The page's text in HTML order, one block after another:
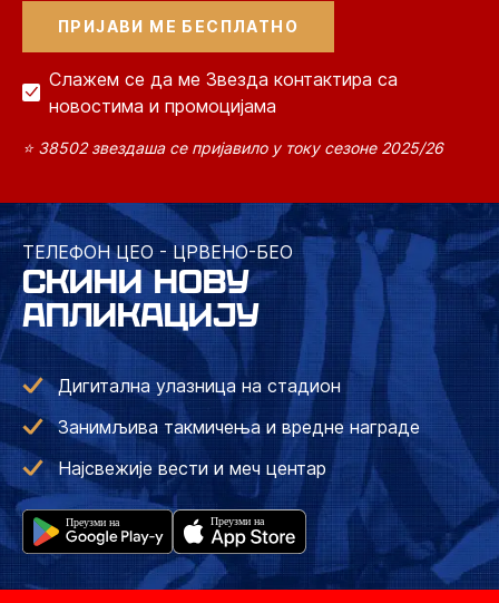
Слажем се да ме Звезда контактира са
новостима и промоцијама
⭐ 38502 звездаша се пријавило у току сезоне 2025/26
ТЕЛЕФОН ЦЕО - ЦРВЕНО-БЕО
СКИНИ НОВУ
АПЛИКАЦИЈУ
Дигитална улазница на стадион
Занимљива такмичења и вредне награде
Најсвежије вести и меч центар